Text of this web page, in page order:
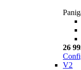
26
V2